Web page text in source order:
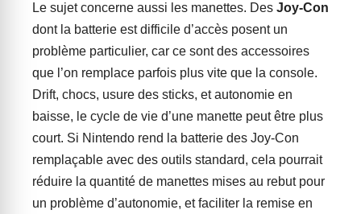
Le sujet concerne aussi les manettes. Des Joy-Con
dont la batterie est difficile d’accès posent un
problème particulier, car ce sont des accessoires
que l’on remplace parfois plus vite que la console.
Drift, chocs, usure des sticks, et autonomie en
baisse, le cycle de vie d’une manette peut être plus
court. Si Nintendo rend la batterie des Joy-Con
remplaçable avec des outils standard, cela pourrait
réduire la quantité de manettes mises au rebut pour
un problème d’autonomie, et faciliter la remise en